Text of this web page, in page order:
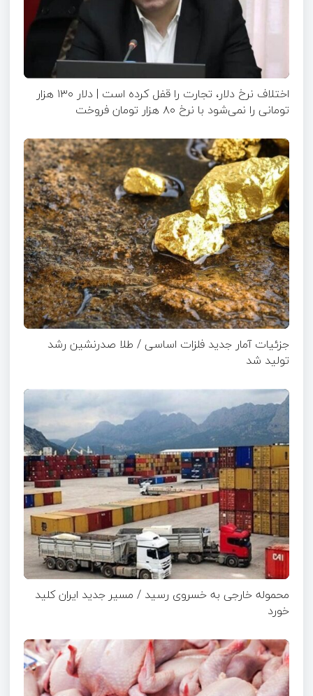
اختلاف نرخ دلار، تجارت را قفل کرده است | دلار ۱۳۰ هزار
تومانی را نمی‌شود با نرخ ۸۰ هزار تومان فروخت
جزئیات آمار جدید فلزات اساسی / طلا صدرنشین رشد
تولید شد
محموله خارجی به خسروی رسید / مسیر جدید ایران کلید
خورد